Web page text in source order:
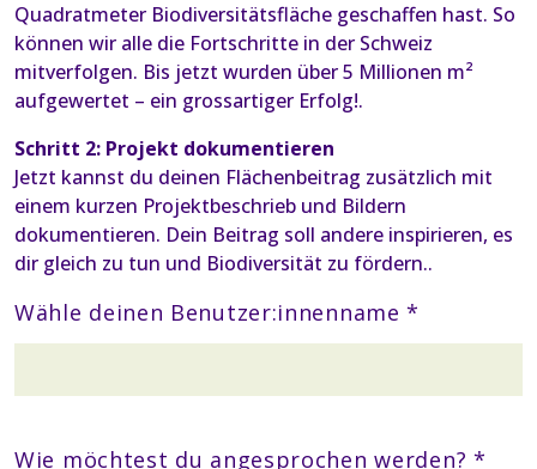
Quadratmeter Biodiversitätsfläche geschaffen hast. So
können wir alle die Fortschritte in der Schweiz
mitverfolgen. Bis jetzt wurden über 5 Millionen m²
aufgewertet – ein grossartiger Erfolg!.
Schritt 2: Projekt dokumentieren
Jetzt kannst du deinen Flächenbeitrag zusätzlich mit
einem kurzen Projektbeschrieb und Bildern
dokumentieren. Dein Beitrag soll andere inspirieren, es
dir gleich zu tun und Biodiversität zu fördern..
Wähle deinen Benutzer:innenname *
Wie möchtest du angesprochen werden? *